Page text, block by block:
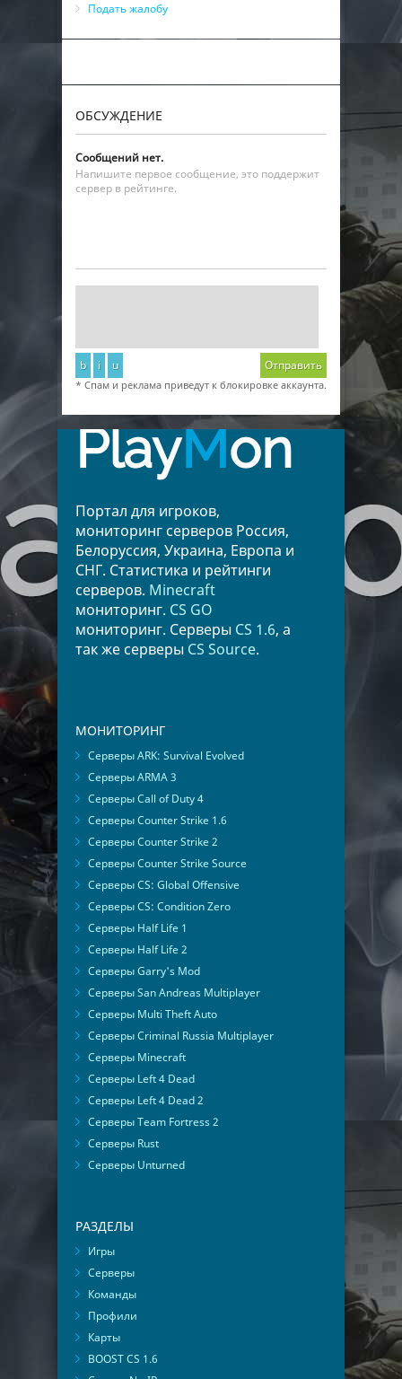
Подать жалобу
ОБСУЖДЕНИЕ
Сообщений нет.
Напишите первое сообщение, это поддержит
сервер в рейтинге.
b i u Отправить
* Спам и реклама приведут к блокировке аккаунта.
PlayMon
Портал для игроков,
мониторинг серверов Россия,
Белоруссия, Украина, Европа и
СНГ. Статистика и рейтинги
серверов. Minecraft
мониторинг. CS GO
мониторинг. Серверы CS 1.6, а
так же серверы CS Source.
МОНИТОРИНГ
Серверы ARK: Survival Evolved
Серверы ARMA 3
Серверы Call of Duty 4
Серверы Counter Strike 1.6
Серверы Counter Strike 2
Серверы Counter Strike Source
Серверы CS: Global Offensive
Серверы CS: Condition Zero
Серверы Half Life 1
Серверы Half Life 2
Серверы Garry's Mod
Серверы San Andreas Multiplayer
Серверы Multi Theft Auto
Серверы Criminal Russia Multiplayer
Серверы Minecraft
Серверы Left 4 Dead
Серверы Left 4 Dead 2
Серверы Team Fortress 2
Серверы Rust
Серверы Unturned
РАЗДЕЛЫ
Игры
Серверы
Команды
Профили
Карты
BOOST CS 1.6